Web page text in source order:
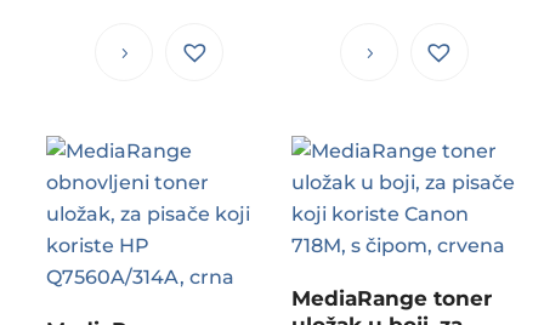
MediaRange toner